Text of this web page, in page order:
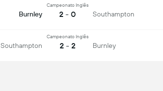
Burnley
Campeonato Inglês
2 - 0 Southampton
Southampton
Campeonato Inglês
2 - 2 Burnley